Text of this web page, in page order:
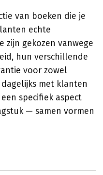
van boeken die je
echte
zijn gekozen vanwege
hun verschillende
voor zowel
met klanten
specifiek aspect
— samen vormen